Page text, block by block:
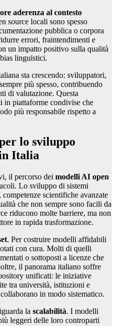
aderenza al contesto
source locali sono spesso
pubblica o corpora
errori, fraintendimenti e
un impatto positivo sulla qualità
linguistici.
sta crescendo: sviluppatori,
più spesso, contribuendo
di valutazione. Questa
in piattaforme condivise che
più responsabile rispetto a
lo sviluppo
Italia
il percorso dei modelli AI open
Lo sviluppo di sistemi
scientifiche avanzate
che non sempre sono facili da
riducono molte barriere, ma non
in rapida trasformazione.
. Per costruire modelli affidabili
con cura. Molti di quelli
o sottoposti a licenze che
il panorama italiano soffre
unificati: le iniziative
tra università, istituzioni e
in modo sistematico.
la scalabilità. I modelli
leggeri delle loro controparti